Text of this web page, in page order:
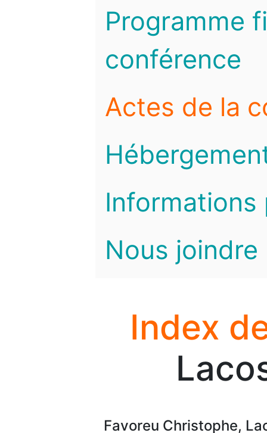
Programme
conférence
Actes de la
Informations
Nous joindre
Index
Favoreu Christophe,